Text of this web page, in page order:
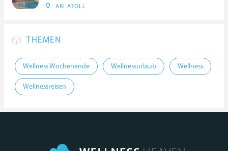
ARI ATOLL
THEMEN
Wellness Wochenende Wellnessurlaub Wellness
Wellnessreisen